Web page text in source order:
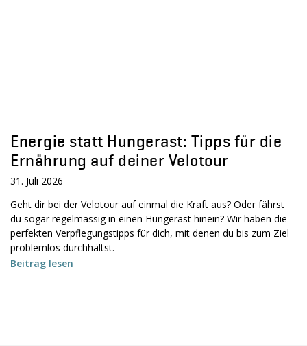
Energie statt Hungerast: Tipps für die
Ernährung auf deiner Velotour
31. Juli 2026
Geht dir bei der Velotour auf einmal die Kraft aus? Oder fährst
du sogar regelmässig in einen Hungerast hinein? Wir haben die
perfekten Verpflegungstipps für dich, mit denen du bis zum Ziel
problemlos durchhältst.
Beitrag lesen